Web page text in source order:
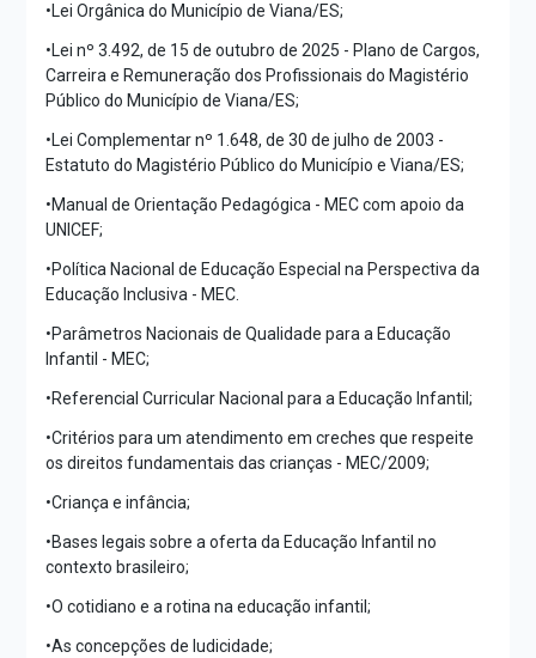
•Lei Orgânica do Município de Viana/ES;
•Lei nº 3.492, de 15 de outubro de 2025 - Plano de Cargos,
Carreira e Remuneração dos Profissionais do Magistério
Público do Município de Viana/ES;
•Lei Complementar nº 1.648, de 30 de julho de 2003 -
Estatuto do Magistério Público do Município e Viana/ES;
•Manual de Orientação Pedagógica - MEC com apoio da
UNICEF;
•Política Nacional de Educação Especial na Perspectiva da
Educação Inclusiva - MEC.
•Parâmetros Nacionais de Qualidade para a Educação
Infantil - MEC;
•Referencial Curricular Nacional para a Educação Infantil;
•Critérios para um atendimento em creches que respeite
os direitos fundamentais das crianças - MEC/2009;
•Criança e infância;
•Bases legais sobre a oferta da Educação Infantil no
contexto brasileiro;
•O cotidiano e a rotina na educação infantil;
•As concepções de ludicidade;